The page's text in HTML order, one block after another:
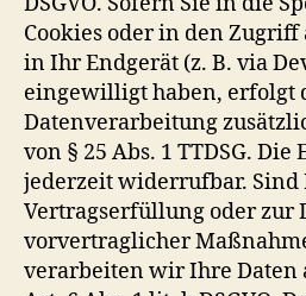
Cookies oder in den
in Ihr Endgerät (z. B. via
eingewilligt haben, erfolgt
Datenverarbeitung
von § 25 Abs. 1 TTDSG.
jederzeit widerrufbar. Sind
Vertragserfüllung oder zur
vorvertraglicher
verarbeiten wir Ihre Daten